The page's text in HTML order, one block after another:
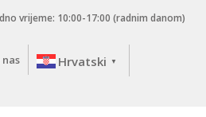
vrijeme: 10:00-17:00 (radnim danom)
Hrvatski ▼